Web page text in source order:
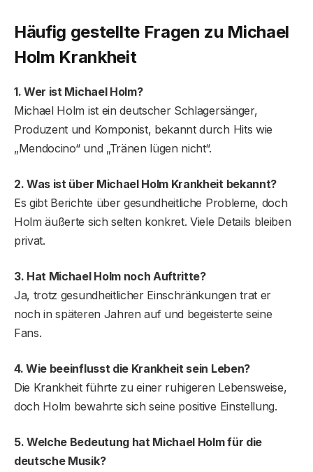
Häufig gestellte Fragen zu Michael
Holm Krankheit
1. Wer ist Michael Holm?
Michael Holm ist ein deutscher Schlagersänger,
Produzent und Komponist, bekannt durch Hits wie
„Mendocino“ und „Tränen lügen nicht“.
2. Was ist über Michael Holm Krankheit bekannt?
Es gibt Berichte über gesundheitliche Probleme, doch
Holm äußerte sich selten konkret. Viele Details bleiben
privat.
3. Hat Michael Holm noch Auftritte?
Ja, trotz gesundheitlicher Einschränkungen trat er
noch in späteren Jahren auf und begeisterte seine
Fans.
4. Wie beeinflusst die Krankheit sein Leben?
Die Krankheit führte zu einer ruhigeren Lebensweise,
doch Holm bewahrte sich seine positive Einstellung.
5. Welche Bedeutung hat Michael Holm für die
deutsche Musik?